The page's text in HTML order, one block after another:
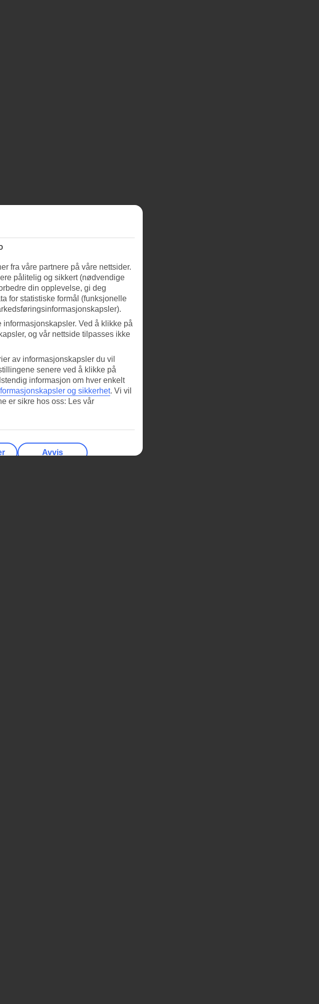
fra våre partnere på våre nettsider.
pålitelig og sikkert (nødvendige
din opplevelse, gi deg
for statistiske formål (funksjonelle
Ved å klikke på
og vår nettside tilpasses ikke
av informasjonskapsler du vil
senere ved å klikke på
informasjon om hver enkelt
og sikkerhet. Vi vil
er sikre hos oss: Les vår
Avvis